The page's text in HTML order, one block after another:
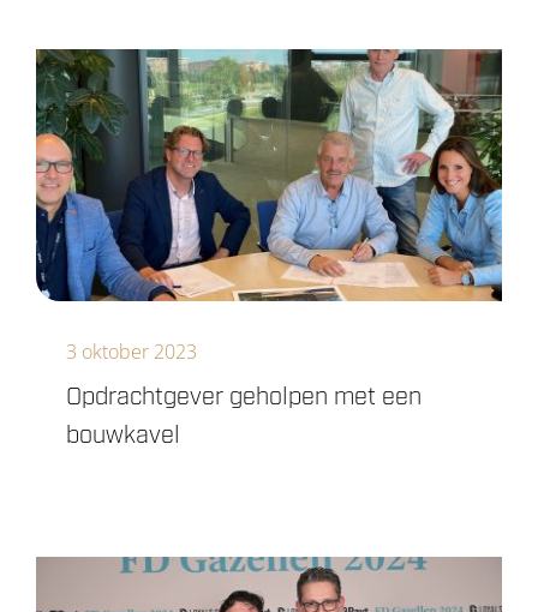
Opdrachtgever geholpen met een
bouwkavel
3 oktober 2023